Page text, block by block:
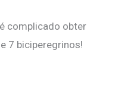
complicado obter
7 biciperegrinos!